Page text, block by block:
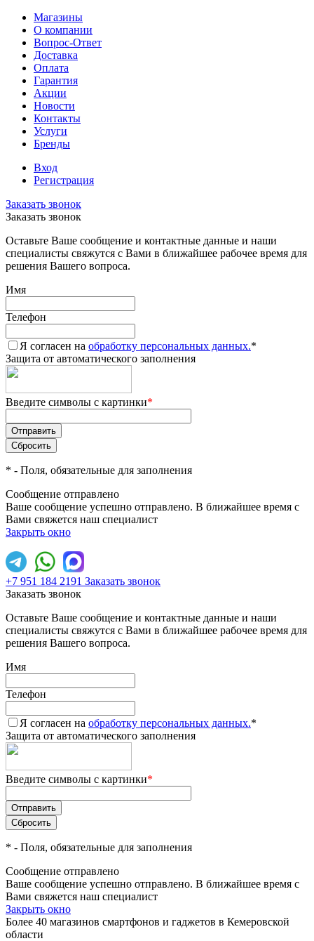
Магазины
О компании
Вопрос-Ответ
Доставка
Оплата
Гарантия
Акции
Новости
Контакты
Услуги
Бренды
Вход
Регистрация
Заказать звонок
Заказать звонок
Оставьте Ваше сообщение и контактные данные и наши
специалисты свяжутся с Вами в ближайшее рабочее время для
решения Вашего вопроса.
Имя
Телефон
Я согласен на обработку персональных данных.*
Защита от автоматического заполнения
Введите символы с картинки*
* - Поля, обязательные для заполнения
Сообщение отправлено
Ваше сообщение успешно отправлено. В ближайшее время с
Вами свяжется наш специалист
Закрыть окно
+7 951 184 2191 Заказать звонок
Заказать звонок
Оставьте Ваше сообщение и контактные данные и наши
специалисты свяжутся с Вами в ближайшее рабочее время для
решения Вашего вопроса.
Имя
Телефон
Я согласен на обработку персональных данных.*
Защита от автоматического заполнения
Введите символы с картинки*
* - Поля, обязательные для заполнения
Сообщение отправлено
Ваше сообщение успешно отправлено. В ближайшее время с
Вами свяжется наш специалист
Закрыть окно
Более 40 магазинов смартфонов и гаджетов в Кемеровской
области